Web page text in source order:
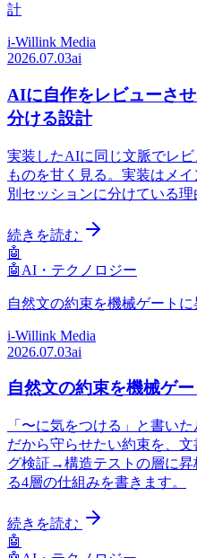
計
i-Willink Media
2026.07.03ai
AIに自作をレビューさ
分ける設計
実装したAIに同じ文脈でレ
ものを甘く見る。実装はメ
別セッションに分けている理
続きを読む
🤖
🤖 AI・テクノロジー
自然文の約束を機械ゲート
i-Willink Media
2026.07.03ai
自然文の約束を機械ゲ
「〜に気をつける」と書い
だから守らせたい約束を、
グ検証→構造テストの層に昇
る4層の仕組みを書きます。
続きを読む
🤖